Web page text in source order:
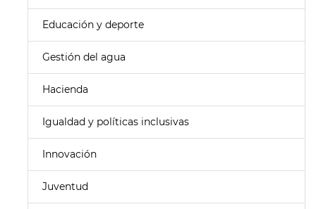
Educación y deporte
Gestión del agua
Hacienda
Igualdad y políticas inclusivas
Innovación
Juventud